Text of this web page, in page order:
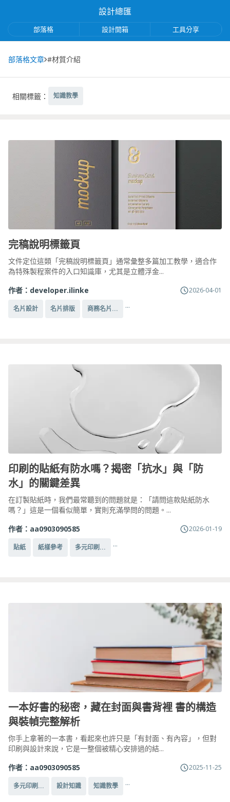
設計總匯
部落格 設計開箱 工具分享
部落格文章 #材質介紹
相關標籤： 知識教學
完稿說明標籤頁
文件定位這類「完稿說明標籤頁」通常彙整多篇加工教學，適合作
為特殊製程案件的入口知識庫，尤其是立體浮金...
作者： developer.ilinke 2026-04-01
名片設計 名片排版 商務名片... ...
印刷的貼紙有防水嗎？揭密「抗水」與「防
水」的關鍵差異
在訂製貼紙時，我們最常聽到的問題就是：「請問這款貼紙防水
嗎？」這是一個看似簡單，實則充滿學問的問題。...
作者： aa0903090585 2026-01-19
貼紙 紙樣參考 多元印刷... ...
一本好書的秘密，藏在封面與書背裡 書的構造
與裝幀完整解析
你手上拿著的一本書，看起來也許只是「有封面、有內容」，但對
印刷與設計來說，它是一整個被精心安排過的結...
作者： aa0903090585 2025-11-25
多元印刷... 設計知識 知識教學 ...